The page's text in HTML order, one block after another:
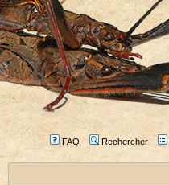
FAQ Rechercher